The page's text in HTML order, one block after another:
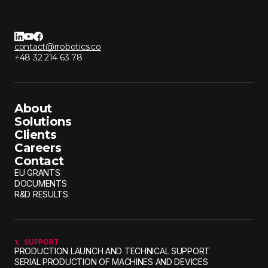
contact@rrobotics.co
+48 32 214 63 78
About
Solutions
Clients
Careers
Contact
EU GRANTS
DOCUMENTS
R&D RESULTS
SUPPORT
PRODUCTION LAUNCH AND TECHNICAL SUPPORT
SERIAL PRODUCTION OF MACHINES AND DEVICES